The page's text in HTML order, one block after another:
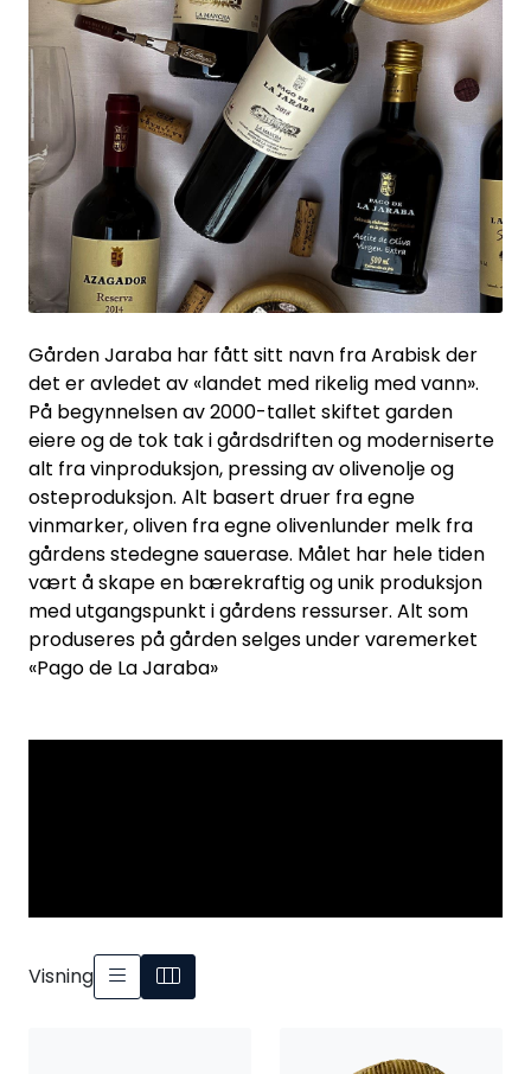
Gården Jaraba har fått sitt navn fra Arabisk der
det er avledet av «landet med rikelig med vann».
På begynnelsen av 2000-tallet skiftet garden
eiere og de tok tak i gårdsdriften og moderniserte
alt fra vinproduksjon, pressing av olivenolje og
osteproduksjon. Alt basert druer fra egne
vinmarker, oliven fra egne olivenlunder melk fra
gårdens stedegne sauerase. Målet har hele tiden
vært å skape en bærekraftig og unik produksjon
med utgangspunkt i gårdens ressurser. Alt som
produseres på gården selges under varemerket
«Pago de La Jaraba»
Visning